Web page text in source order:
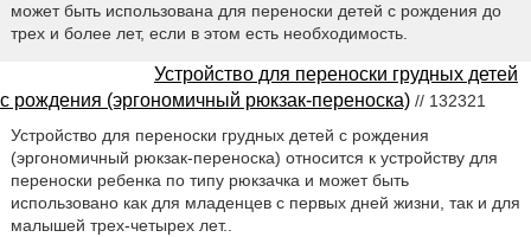
может быть использована для переноски детей с рождения до
трех и более лет, если в этом есть необходимость.
Устройство для переноски грудных детей
с рождения (эргономичный рюкзак-переноска) // 132321
Устройство для переноски грудных детей с рождения
(эргономичный рюкзак-переноска) относится к устройству для
переноски ребенка по типу рюкзачка и может быть
использовано как для младенцев с первых дней жизни, так и для
малышей трех-четырех лет..